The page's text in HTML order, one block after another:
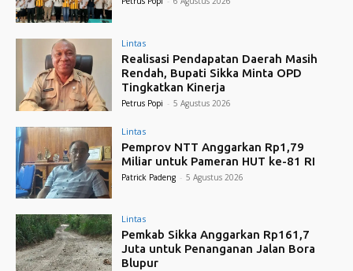
Lintas
Realisasi Pendapatan Daerah Masih
Rendah, Bupati Sikka Minta OPD
Tingkatkan Kinerja
Petrus Popi - 5 Agustus 2026
Lintas
Pemprov NTT Anggarkan Rp1,79
Miliar untuk Pameran HUT ke-81 RI
Patrick Padeng - 5 Agustus 2026
Lintas
Pemkab Sikka Anggarkan Rp161,7
Juta untuk Penanganan Jalan Bora
Blupur